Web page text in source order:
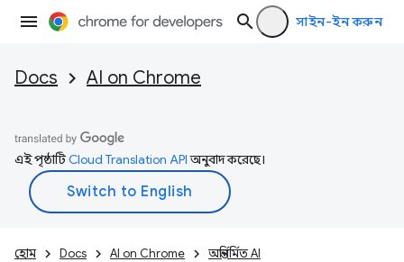
সাইন-ইন করুন
Docs AI on Chrome
এই পৃষ্ঠাটিCloud Translation APIঅনুবাদ করেছে।
হোম Docs AI on Chrome অন্তর্নির্মিত AI